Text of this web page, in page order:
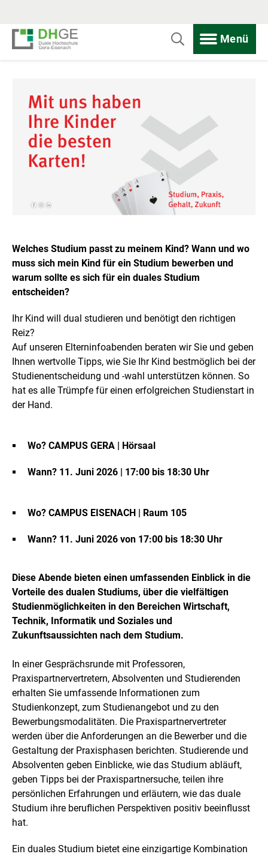
Menü
Welches Studium passt zu meinem Kind? Wann und wo
muss sich mein Kind für ein Studium bewerben und
warum sollte es sich für ein duales Studium
entscheiden?
Ihr Kind will dual studieren und benötigt den richtigen
Reiz?
Auf unseren Elterninfoabenden beraten wir Sie und geben
Ihnen wertvolle Tipps, wie Sie Ihr Kind bestmöglich bei der
Studienentscheidung und -wahl unterstützen können. So
hat es alle Trümpfe für einen erfolgreichen Studienstart in
der Hand.
Wo? CAMPUS GERA | Hörsaal
Wann? 11. Juni 2026 | 17:00 bis 18:30 Uhr
Wo? CAMPUS EISENACH | Raum 105
Wann? 11. Juni 2026 von 17:00 bis 18:30 Uhr
Diese Abende bieten einen umfassenden Einblick in die
Vorteile des dualen Studiums, über die vielfältigen
Studienmöglichkeiten in den Bereichen Wirtschaft,
Technik, Informatik und Soziales und
Zukunftsaussichten nach dem Studium.
In einer Gesprächsrunde mit Professoren,
Praxispartnervertretern, Absolventen und Studierenden
erhalten Sie umfassende Informationen zum
Studienkonzept, zum Studienangebot und zu den
Bewerbungsmodalitäten. Die Praxispartnervertreter
werden über die Anforderungen an die Bewerber und die
Gestaltung der Praxisphasen berichten. Studierende und
Absolventen geben Einblicke, wie das Studium abläuft,
geben Tipps bei der Praxispartnersuche, teilen ihre
persönlichen Erfahrungen und erläutern, wie das duale
Studium ihre beruflichen Perspektiven positiv beeinflusst
hat.
Ein duales Studium bietet eine einzigartige Kombination